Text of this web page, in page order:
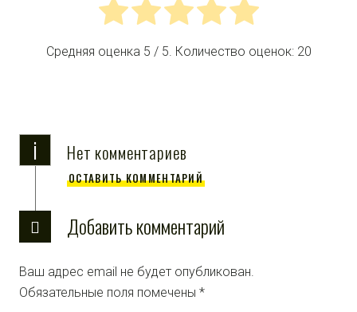
Средняя оценка 5 / 5. Количество оценок: 20
i Нет комментариев
ОСТАВИТЬ КОММЕНТАРИЙ
Добавить комментарий
Ваш адрес email не будет опубликован.
Обязательные поля помечены *